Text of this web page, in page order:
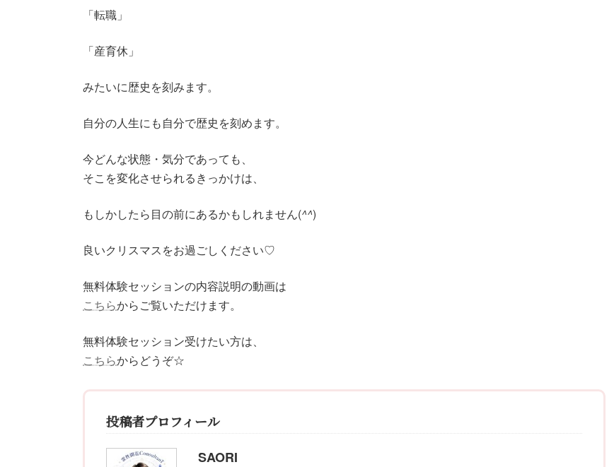
「転職」
「産育休」
みたいに歴史を刻みます。
自分の人生にも自分で歴史を刻めます。
今どんな状態・気分であっても、
そこを変化させられるきっかけは、
もしかしたら目の前にあるかもしれません(^^)
良いクリスマスをお過ごしください♡
無料体験セッションの内容説明の動画は
こちらからご覧いただけます。
無料体験セッション受けたい方は、
こちらからどうぞ☆
投稿者プロフィール
SAORI